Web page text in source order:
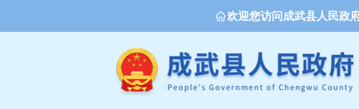
欢迎您访问成武县人民政